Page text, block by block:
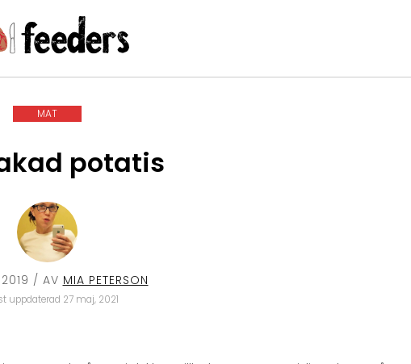
MAT
potatis
/ AV MIA PETERSON
uppdaterad 27 maj, 2021